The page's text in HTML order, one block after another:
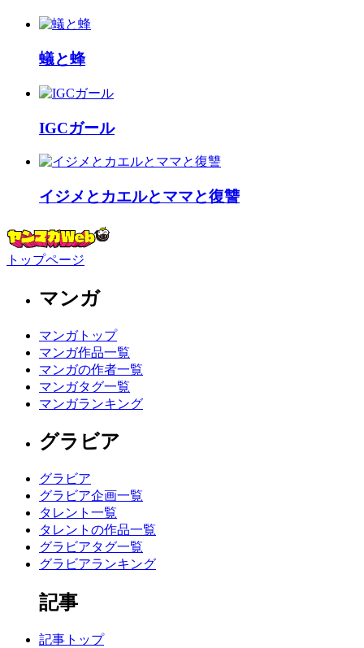
蟻と蜂
IGCガール
イジメとカエルとママと復讐
トップページ
マンガ
マンガトップ
マンガ作品一覧
マンガの作者一覧
マンガタグ一覧
マンガランキング
グラビア
グラビア
グラビア企画一覧
タレント一覧
タレントの作品一覧
グラビアタグ一覧
グラビアランキング
記事
記事トップ